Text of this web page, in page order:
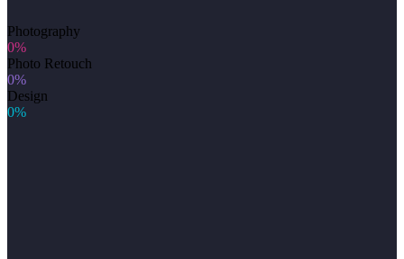
Photography
0%
Photo Retouch
0%
Design
0%